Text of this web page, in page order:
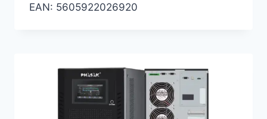
EAN: 5605922026920